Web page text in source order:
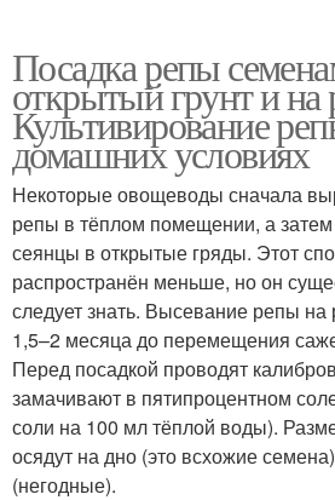
Уход за репой
Репы в грунт
Репы для различных
регионов
Посадки в открытый
Посадка репы
открытый грунт и на
Культивирование
домашних условиях
Некоторые овощеводы сначала
репы в тёплом помещении, а
сеянцы в открытые гряды. Этот
распространён меньше, но он
следует знать. Высевание репы на
1,5–2 месяца до перемещения
Перед посадкой проводят
замачивают в пятипроцентном
соли на 100 мл тёплой воды).
осядут на дно (это всхожие
(негодные).